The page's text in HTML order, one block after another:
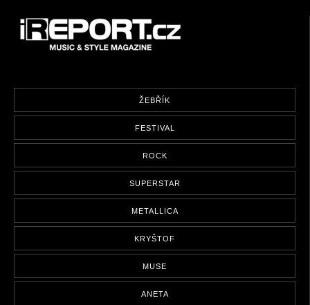
ŽEBŘÍK
FESTIVAL
ROCK
SUPERSTAR
METALLICA
KRYŠTOF
MUSE
ANETA